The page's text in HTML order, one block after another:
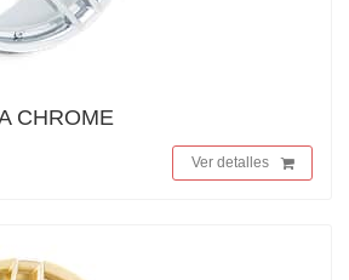
CHROME
Ver detalles